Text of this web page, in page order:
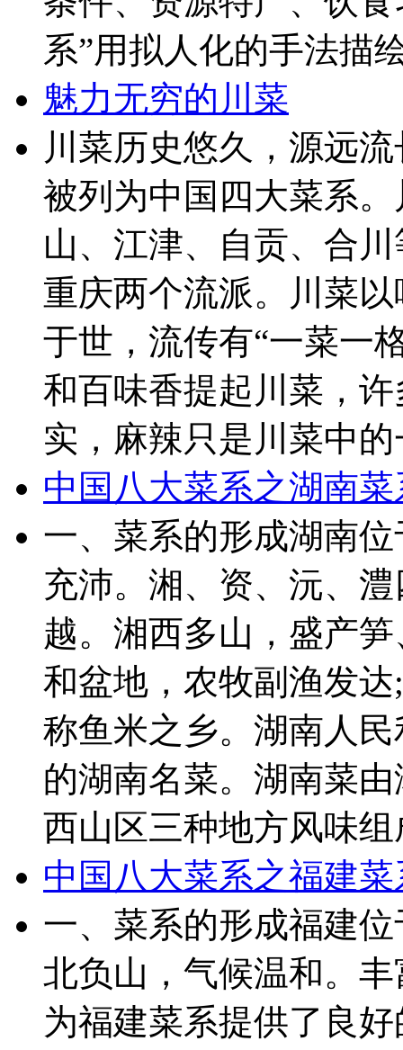
系”用拟人化的手法描
魅力无穷的川菜
川菜历史悠久，源远
被列为中国四大菜系
山、江津、自贡、合
重庆两个流派。川菜
于世，流传有“一菜一
和百味香提起川菜，
实，麻辣只是川菜中
中国八大菜系之湖南菜
一、菜系的形成湖南
充沛。湘、资、沅、
越。湘西多山，盛产
和盆地，农牧副渔发
称鱼米之乡。湖南人
的湖南名菜。湖南菜
西山区三种地方风味
中国八大菜系之福建菜
一、菜系的形成福建
北负山，气候温和。
为福建菜系提供了良